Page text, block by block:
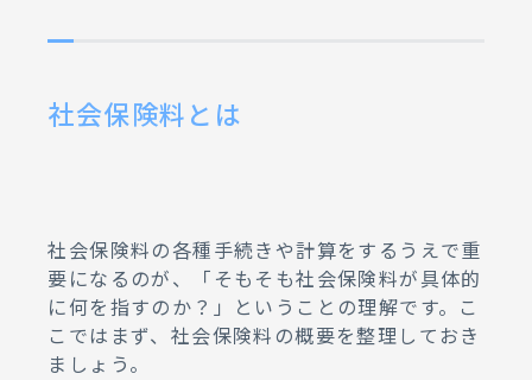
社会保険料とは
社会保険料の各種手続きや計算をするうえで重
要になるのが、「そもそも社会保険料が具体的
に何を指すのか？」ということの理解です。こ
こではまず、社会保険料の概要を整理しておき
ましょう。